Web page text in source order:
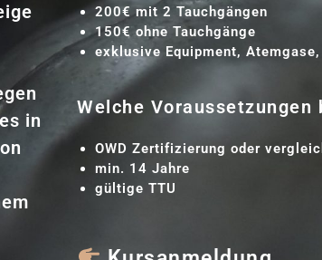
in
200€ mit 2 Tauchgängen
150€ ohne Tauchgänge
exklusive Equipment,
Welche Voraussetzungen
OWD Zertifizierung oder
min. 14 Jahre
gültige TTU